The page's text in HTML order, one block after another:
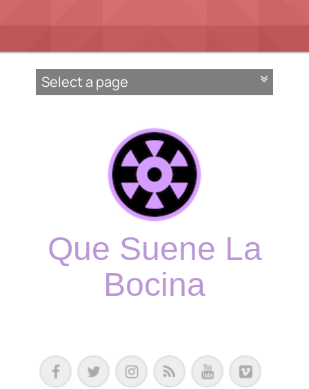
Que Suene La
Bocina